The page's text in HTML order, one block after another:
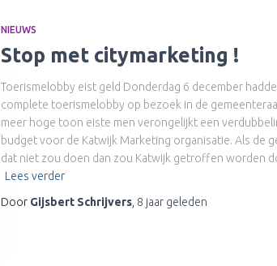
NIEUWS
Stop met citymarketing !
Toerismelobby eist geld Donderdag 6 december
complete toerismelobby op bezoek in de
meer hoge toon eiste men verongelijkt een
budget voor de Katwijk Marketing organisatie. Als de
dat niet zou doen dan zou Katwijk getroffen worden
Lees verder
Door Gijsbert Schrijvers 8 jaar geleden